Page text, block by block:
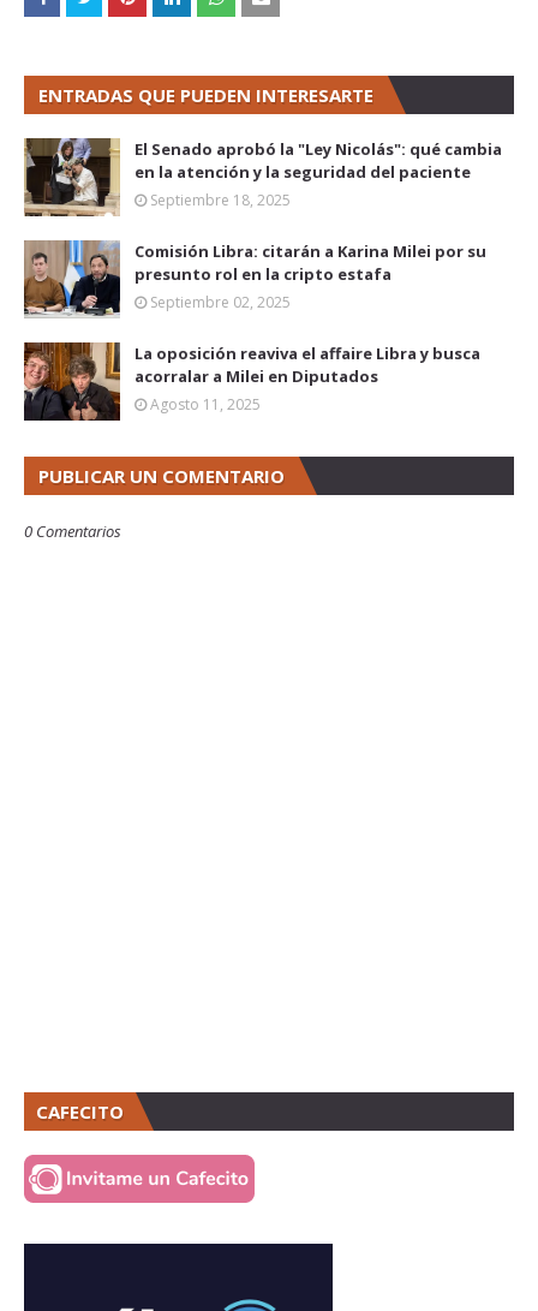
ENTRADAS QUE PUEDEN INTERESARTE
El Senado aprobó la "Ley Nicolás": qué cambia
en la atención y la seguridad del paciente
Septiembre 18, 2025
Comisión Libra: citarán a Karina Milei por su
presunto rol en la cripto estafa
Septiembre 02, 2025
La oposición reaviva el affaire Libra y busca
acorralar a Milei en Diputados
Agosto 11, 2025
PUBLICAR UN COMENTARIO
0 Comentarios
CAFECITO